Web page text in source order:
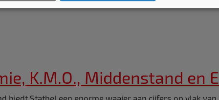
K.M.O., Middenstand en